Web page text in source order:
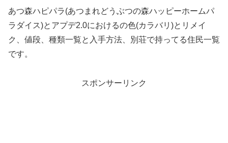
あつ森ハピパラ(あつまれどうぶつの森ハッピーホームパ
ラダイス)とアプデ2.0におけるの色(カラバリ)とリメイ
ク、値段、種類一覧と入手方法、別荘で持ってる住民一覧
です。
スポンサーリンク